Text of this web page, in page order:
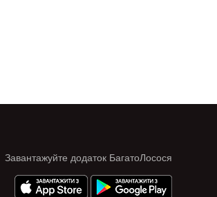
Завантажуйте додаток БагатоЛосося